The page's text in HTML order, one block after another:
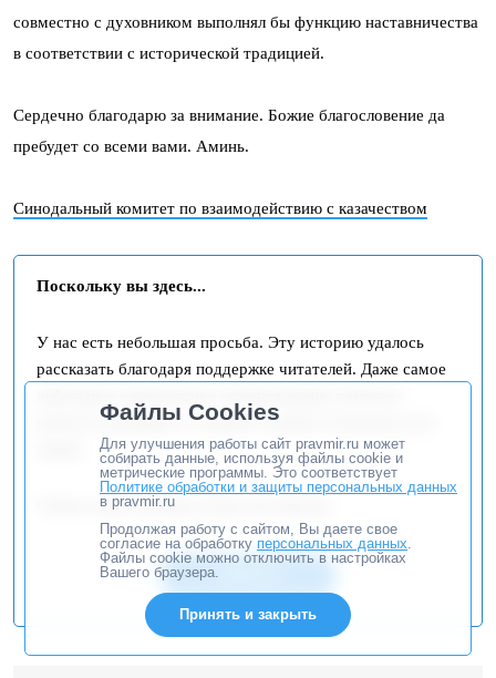
совместно с духовником выполнял бы функцию наставничества
в соответствии с исторической традицией.
Сердечно благодарю за внимание. Божие благословение да
пребудет со всеми вами. Аминь.
Синодальный комитет по взаимодействию с казачеством
Поскольку вы здесь...
У нас есть небольшая просьба. Эту историю удалось
рассказать благодаря поддержке читателей. Даже самое
работать редакции и создавать важные материалы для
Сейчас ваша помощь нужна как никогда.
ПОМОЧЬ
Файлы Cookies
Для улучшения работы сайт pravmir.ru может
собирать данные, используя файлы cookie и
метрические программы. Это соответствует
Политике обработки и защиты персональных данных
в pravmir.ru
Продолжая работу с сайтом, Вы даете свое
согласие на обработку персональных данных.
Файлы cookie можно отключить в настройках
Вашего браузера.
Принять и закрыть